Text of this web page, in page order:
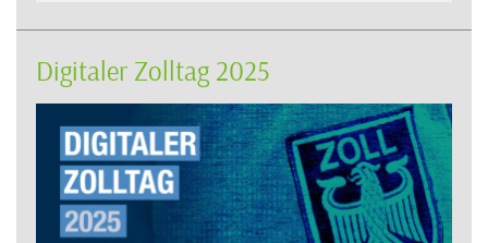
Digitaler Zolltag 2025